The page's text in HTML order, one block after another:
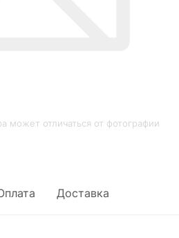
может отличаться от фотографии
Доставка